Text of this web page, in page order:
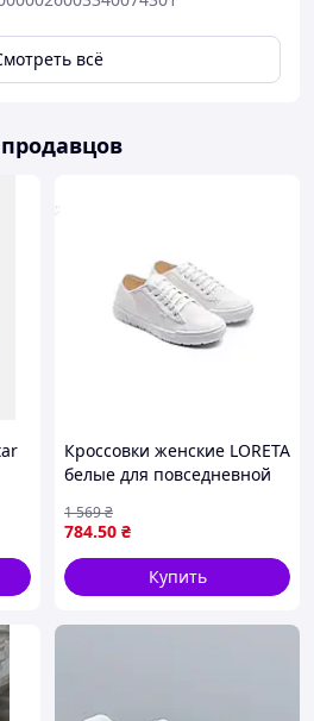
всё
Кроссовки женские LORETA
белые для повседневной
хлопком и легкой
подошвой
784.50 ₴
1 569₴
Купить